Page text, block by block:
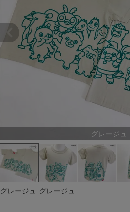
グレージュ
グレージュ グレージュ